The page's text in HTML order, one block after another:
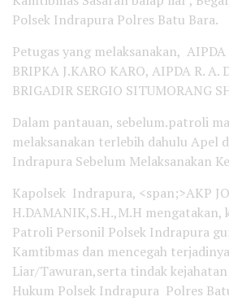
Polsek Indrapura Polres Batu Bara.
Petugas yang melaksanakan, AIPDA
BRIPKA J.KARO KARO, AIPDA R. A.
BRIGADIR SERGIO SITUMORANG
Dalam pantauan, sebelum.patroli
melaksanakan terlebih dahulu Apel
Indrapura Sebelum Melaksanakan
Kapolsek Indrapura, <span;>AKP
H.DAMANIK,S.H.,M.H mengatakan,
Patroli Personil Polsek Indrapura
Kamtibmas dan mencegah
Liar/Tawuran,serta tindak
Hukum Polsek Indrapura Polres